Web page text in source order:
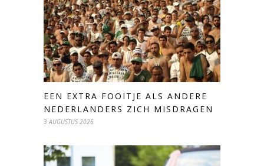
EEN EXTRA FOOITJE ALS ANDERE
NEDERLANDERS ZICH MISDRAGEN
3 AUGUSTUS 2026